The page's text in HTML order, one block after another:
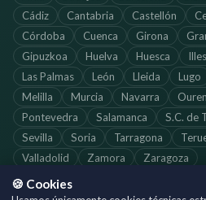
Cádiz
Cantabria Castellón
Córdoba
Cuenca Girona
Gipuzkoa
Huelva Huesca
Las Palmas
León Lleida Lugo
Melilla
Murcia Navarra
Pontevedra
Salamanca S.C. de
Sevilla
Soria Tarragona
Valladolid
Zamora Zaragoza
🍪 Cookies